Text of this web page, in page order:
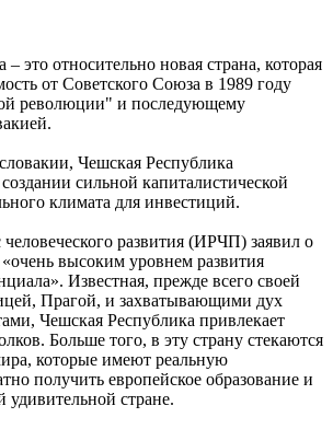
это относительно новая страна, которая
от Советского Союза в 1989 году
революции" и последующему
Чешская Республика
сильной капиталистической
климата для инвестиций.
развития (ИРЧП) заявил о
высоким уровнем развития
Известная, прежде всего своей
Прагой, и захватывающими дух
Чешская Республика привлекает
Больше того, в эту страну стекаются
которые имеют реальную
получить европейское образование и
удивительной стране.